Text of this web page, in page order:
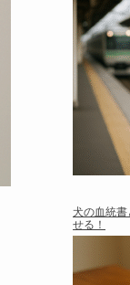
犬の血統
せる！